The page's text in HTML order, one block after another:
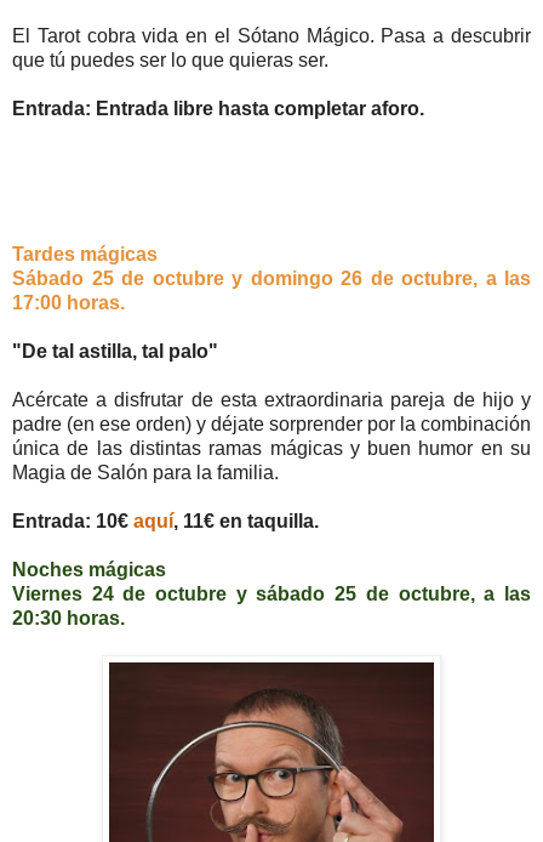
El Tarot cobra vida en el Sótano Mágico. Pasa a descubrir
que tú puedes ser lo que quieras ser.
Entrada: Entrada libre hasta completar aforo.
Tardes mágicas
Sábado 25 de octubre y domingo 26 de octubre, a las
17:00 horas.
"De tal astilla, tal palo"
Acércate a disfrutar de esta extraordinaria pareja de hijo y
padre (en ese orden) y déjate sorprender por la combinación
única de las distintas ramas mágicas y buen humor en su
Magia de Salón para la familia.
Entrada: 10€ aquí, 11€ en taquilla.
Noches mágicas
Viernes 24 de octubre y sábado 25 de octubre, a las
20:30 horas.